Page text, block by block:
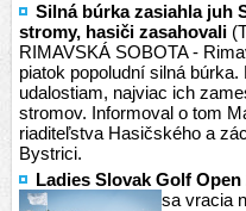
Silná búrka zasiahla juh
stromy, hasiči zasahovali
RIMAVSKÁ SOBOTA -
piatok popoludní silná
udalostiam, najviac ich
stromov. Informoval o tom
riaditeľstva Hasičského a
Bystrici.
Ladies Slovak Golf Open
sa vracia